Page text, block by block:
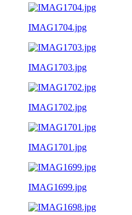
IMAG1704.jpg
IMAG1703.jpg
IMAG1702.jpg
IMAG1701.jpg
IMAG1699.jpg